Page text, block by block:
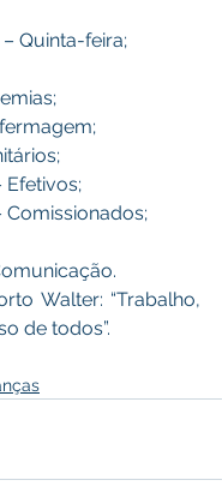
Quinta-feira;
Efetivos;
Comissionados;
Walter: “Trabalho,
de todos”.